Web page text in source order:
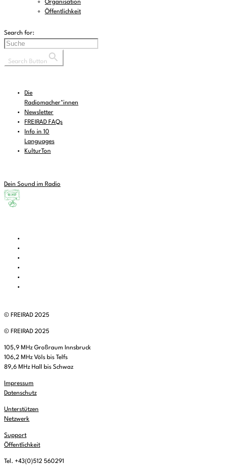
Organisation
Öffentlichkeit
Search for:
Search Button
Die
Radiomacher*innen
Newsletter
FREIRAD FAQs
Info in 10
Languages
KulturTon
Dein Sound im Radio
© FREIRAD 2025
© FREIRAD 2025
105,9 MHz Großraum Innsbruck
106,2 MHz Völs bis Telfs
89,6 MHz Hall bis Schwaz
Impressum
Datenschutz
Unterstützen
Netzwerk
Support
Öffentlichkeit
Tel. +43(0)512 560291